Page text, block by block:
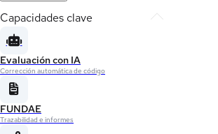
Capacidades clave
Evaluación con IA
Corrección automática de código
FUNDAE
Trazabilidad e informes